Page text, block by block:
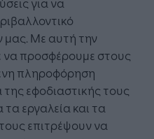
Με αυτή την
προσφέρουμε στους
πληροφόρηση
εφοδιαστικής τους
εργαλεία και τα
επιτρέψουν να